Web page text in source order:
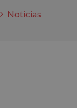
Noticias